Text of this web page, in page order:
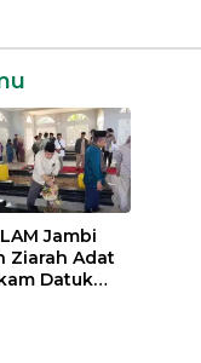
Jambi
Ziarah Adat
Datuk